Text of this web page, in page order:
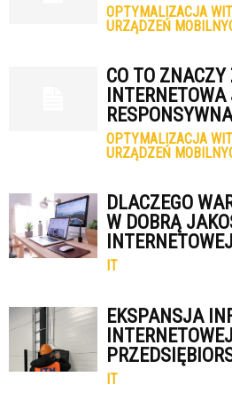
OPTYMALIZACJA
URZĄDZEŃ
CO TO
OPTYMALIZACJA
URZĄDZEŃ
DLACZEGO
W DOBRĄ
IT
EKSPANSJA
IT